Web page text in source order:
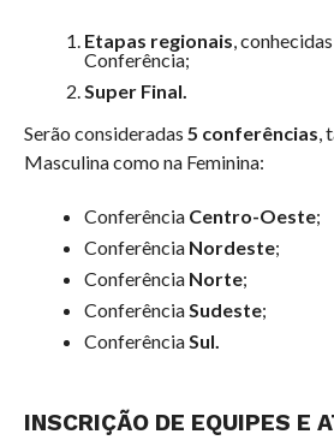
Etapas regionais,
Conferência;
Super Final.
Serão consideradas 5 conferências,
Masculina como na Feminina:
Conferência Centro-Oeste;
Conferência Nordeste;
Conferência Norte;
ConferênciaSudeste;
ConferênciaSul.
INSCRIÇÃO DE EQUIPES E